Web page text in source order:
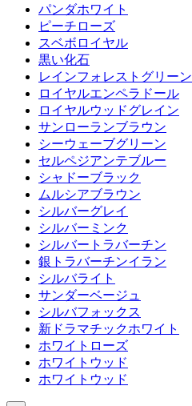
パンダホワイト
ピーチローズ
スベボロイヤル
黒い化石
レインフォレストグリーン
ロイヤルエンペラドール
ロイヤルウッドグレイン
サンローランブラウン
シーウェーブグリーン
セルペジアンテブルー
シャドーブラック
ムルシアブラウン
シルバーグレイ
シルバーミンク
シルバートラバーチン
銀トラバーチンイラン
シルバライト
サンダーベージュ
シルバフォックス
新ドラマチックホワイト
ホワイトローズ
ホワイトウッド
ホワイトウッド